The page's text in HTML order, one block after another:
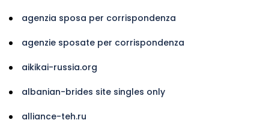
agenzia sposa per corrispondenza
agenzie sposate per corrispondenza
aikikai-russia.org
albanian-brides site singles only
alliance-teh.ru